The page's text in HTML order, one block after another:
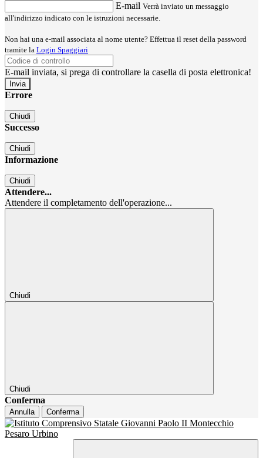
E-mail Verrà inviato un messaggio
all'indirizzo indicato con le istruzioni necessarie.
Non hai una e-mail associata al nome utente? Effettua il reset della password
tramite la Login Spaggiari
E-mail inviata, si prega di controllare la casella di posta elettronica!
Errore
Chiudi
Successo
Chiudi
Informazione
Chiudi
Attendere...
Attendere il completamento dell'operazione...
Chiudi
Chiudi
Conferma
Annulla Conferma